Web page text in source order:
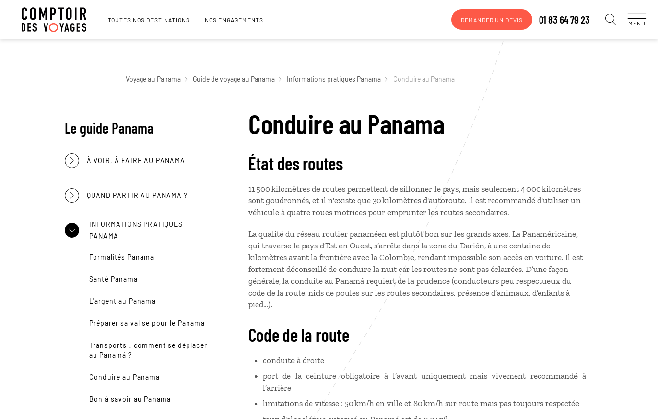
TOUTES NOS DESTINATIONS NOS ENGAGEMENTS DEMANDER UN DEVIS 01 83 64 79 23 MENU
Voyage au Panama Guide de voyage au Panama Informations pratiques Panama Conduire au Panama
Le guide Panama
À VOIR, À FAIRE AU PANAMA
QUAND PARTIR AU PANAMA ?
INFORMATIONS PRATIQUES
PANAMA
Formalités Panama
Santé Panama
L'argent au Panama
Préparer sa valise pour le Panama
Transports : comment se déplacer
au Panamá ?
Conduire au Panama
Bon à savoir au Panama
Conduire au Panama
État des routes
11 500 kilomètres de routes permettent de sillonner le pays, mais seulement 4 000 kilomètres
sont goudronnés, et il n'existe que 30 kilomètres d'autoroute. Il est recommandé d'utiliser un
véhicule à quatre roues motrices pour emprunter les routes secondaires.
La qualité du réseau routier panaméen est plutôt bon sur les grands axes. La Panaméricaine,
qui traverse le pays d’Est en Ouest, s’arrête dans la zone du Darién, à une centaine de
kilomètres avant la frontière avec la Colombie, rendant impossible son accès en voiture. Il est
fortement déconseillé de conduire la nuit car les routes ne sont pas éclairées. D’une façon
générale, la conduite au Panamá requiert de la prudence (conducteurs peu respectueux du
code de la route, nids de poules sur les routes secondaires, présence d’animaux, d’enfants à
pied…).
Code de la route
conduite à droite
port de la ceinture obligatoire à l’avant uniquement mais vivement recommandé à
l’arrière
limitations de vitesse : 50 km/h en ville et 80 km/h sur route mais pas toujours respectée